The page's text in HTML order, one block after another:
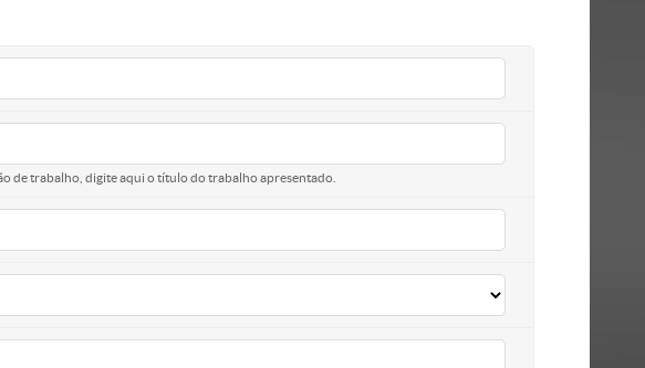
de trabalho, digite aqui o título do trabalho apresentado.